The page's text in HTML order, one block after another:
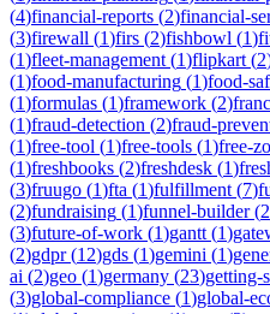
(4)financial-reports (2)financial-
(3)firewall (1)firs (2)fishbowl (1)
(1)fleet-management (1)flipkart (2
(1)food-manufacturing (1)food-
(1)formulas (1)framework (2)
(1)fraud-detection (2)fraud-
(1)free-tool (1)free-tools (1)free-
(1)freshbooks (2)freshdesk (1)
(3)fruugo (1)fta (1)fulfillment (7)
(2)fundraising (1)funnel-builder(2
(3)future-of-work (1)gantt (1)
(2)gdpr(12)gds (1)gemini (1)
ai (2)geo (1)germany (23)getting-
(3)global-compliance (1)global-